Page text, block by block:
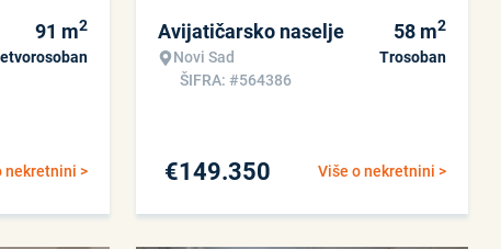
91 m2
nekretnini >
Avijatičarsko naselje
Novi Sad
ŠIFRA: #564386
58 m2
Trosoban
Više o nekretnini >
€149.350